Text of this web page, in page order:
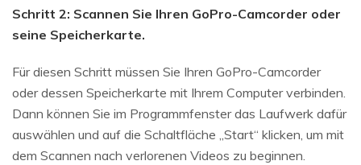
Schritt 2: Scannen Sie Ihren GoPro-Camcorder oder
seine Speicherkarte.
Für diesen Schritt müssen Sie Ihren GoPro-Camcorder
oder dessen Speicherkarte mit Ihrem Computer verbinden.
Dann können Sie im Programmfenster das Laufwerk dafür
auswählen und auf die Schaltfläche „Start“ klicken, um mit
dem Scannen nach verlorenen Videos zu beginnen.